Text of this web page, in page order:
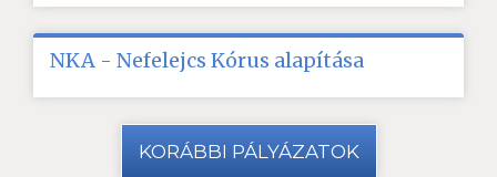
NKA - Nefelejcs Kórus alapítása
KORÁBBI PÁLYÁZATOK